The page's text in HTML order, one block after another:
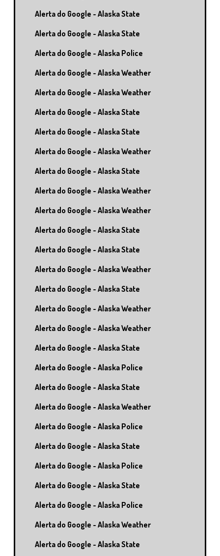
Alerta do Google - Alaska State
Alerta do Google - Alaska State
Alerta do Google - Alaska Police
Alerta do Google - Alaska Weather
Alerta do Google - Alaska Weather
Alerta do Google - Alaska State
Alerta do Google - Alaska State
Alerta do Google - Alaska Weather
Alerta do Google - Alaska State
Alerta do Google - Alaska Weather
Alerta do Google - Alaska Weather
Alerta do Google - Alaska State
Alerta do Google - Alaska State
Alerta do Google - Alaska Weather
Alerta do Google - Alaska State
Alerta do Google - Alaska Weather
Alerta do Google - Alaska Weather
Alerta do Google - Alaska State
Alerta do Google - Alaska Police
Alerta do Google - Alaska State
Alerta do Google - Alaska Weather
Alerta do Google - Alaska Police
Alerta do Google - Alaska State
Alerta do Google - Alaska Police
Alerta do Google - Alaska State
Alerta do Google - Alaska Police
Alerta do Google - Alaska Weather
Alerta do Google - Alaska State